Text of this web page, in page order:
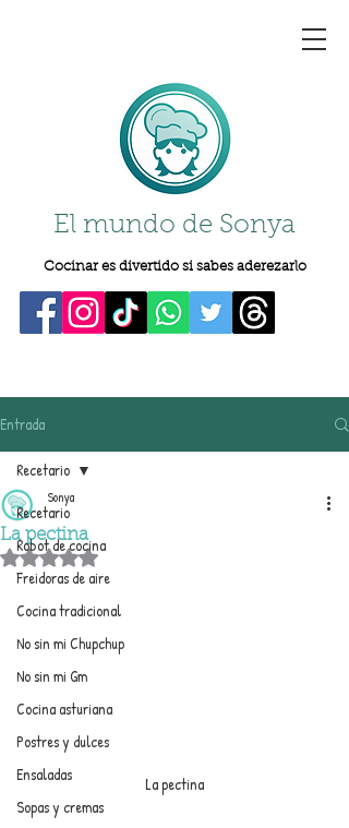
El mundo de Sonya
Cocinar es divertido si sabes aderezarlo
Entrada
Recetario
Robot de cocina
Freidoras de aire
Cocina tradicional
No sin mi Chupchup
No sin mi Gm
Cocina asturiana
Postres y dulces
Ensaladas
Sopas y cremas
Recetario
La pectina
Sonya
Obtuvo NaN de 5 estrellas.
La pectina